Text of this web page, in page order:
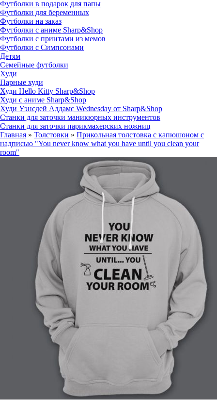
Футболки в подарок для папы
Футболки для беременных
Футболки на заказ
Футболки с аниме Sharp&Shop
Футболки с принтами из мемов
Футболки с Симпсонами
Детям
Семейные футболки
Худи
Парные худи
Худи Hello Kitty Sharp&Shop
Худи с аниме Sharp&Shop
Худи Уэнсдей Аддамс Wednesday от Sharp&Shop
Станки для заточки маникюрных инструментов
Станки для заточки парикмахерских ножниц
Главная » Толстовки » Прикольная толстовка с капюшоном с
надписью "You never know what you have until you clean your
room"